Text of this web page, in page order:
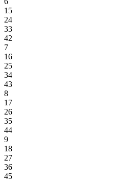
15
24
33
42
7
16
25
34
43
8
17
26
35
44
9
18
27
36
45